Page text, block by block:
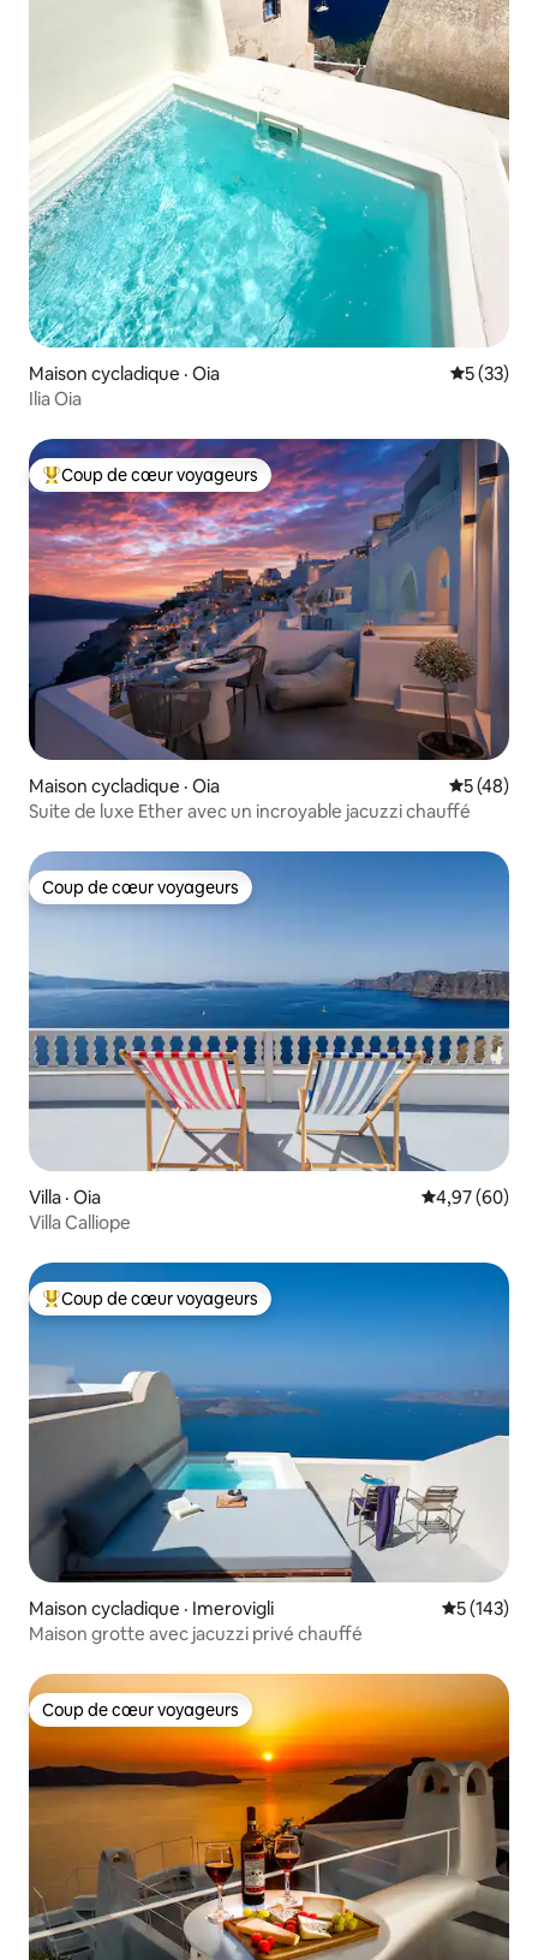
Maison cycladique · Oia Note
5 (33)
Ilia Oia
Coup de cœur voyageurs parmi les plus aimés
Coup de cœur voyageurs
Maison cycladique · Oia Note
5 (48)
Suite de luxe Ether avec un incroyable jacuzzi chauffé
Coup de cœur voyageurs
Coup de cœur voyageurs
Villa · Oia Note
4,97 (60)
Villa Calliope
Coup de cœur voyageurs parmi les plus aimés
Coup de cœur voyageurs
Maison cycladique · Imerovigli Note
5 (143)
Maison grotte avec jacuzzi privé chauffé
Coup de cœur voyageurs
Coup de cœur voyageurs